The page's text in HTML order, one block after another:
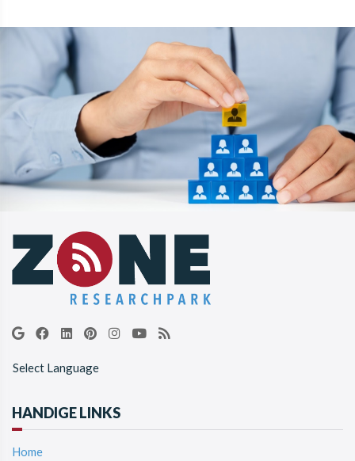
Select Language
HANDIGE LINKS
Home